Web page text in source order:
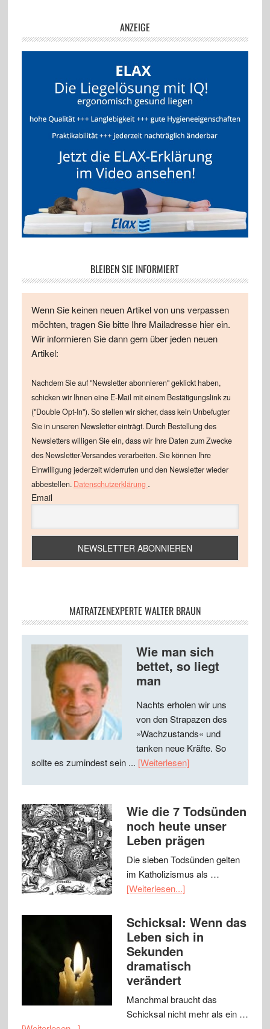
ANZEIGE
BLEIBEN SIE INFORMIERT
Wenn Sie keinen neuen Artikel von uns verpassen
möchten, tragen Sie bitte Ihre Mailadresse hier ein.
Wir informieren Sie dann gern über jeden neuen
Artikel:
Nachdem Sie auf "Newsletter abonnieren" geklickt haben,
schicken wir Ihnen eine E-Mail mit einem Bestätigungslink zu
("Double Opt-In"). So stellen wir sicher, dass kein Unbefugter
Sie in unseren Newsletter einträgt. Durch Bestellung des
Newsletters willigen Sie ein, dass wir Ihre Daten zum Zwecke
des Newsletter-Versandes verarbeiten. Sie können Ihre
Einwilligung jederzeit widerrufen und den Newsletter wieder
abbestellen. Datenschutzerklärung .
Email
MATRATZENEXPERTE WALTER BRAUN
Wie man sich
bettet, so liegt
man
Nachts erholen wir uns
von den Strapazen des
»Wachzustands« und
tanken neue Kräfte. So
sollte es zumindest sein ... [Weiterlesen]
Wie die 7 Todsünden
noch heute unser
Leben prägen
Die sieben Todsünden gelten
im Katholizismus als …
[Weiterlesen...]
Schicksal: Wenn das
Leben sich in
Sekunden
dramatisch
verändert
Manchmal braucht das
Schicksal nicht mehr als ein …